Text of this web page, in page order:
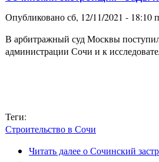
Опубликовано сб, 12/11/2021 - 18:10
В арбитражный суд Москвы
администрации Сочи и к
Теги:
Строительство в Сочи
Читать далеео Сочинский